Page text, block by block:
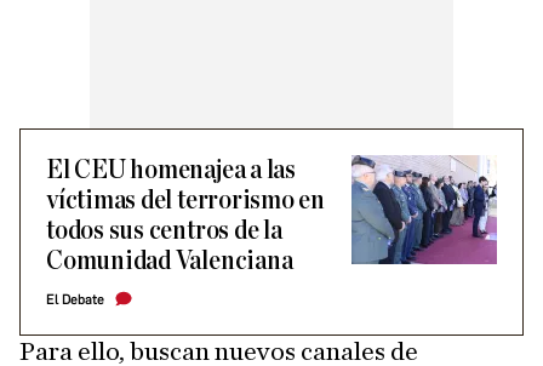
El CEU homenajea a las
víctimas del terrorismo en
todos sus centros de la
Comunidad Valenciana
El Debate
Para ello, buscan nuevos canales de